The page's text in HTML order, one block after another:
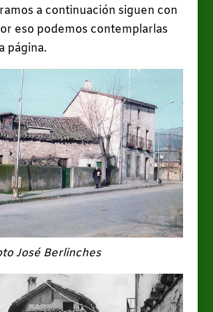
a continuación siguen con
eso podemos contemplarlas
página.
José Berlinches